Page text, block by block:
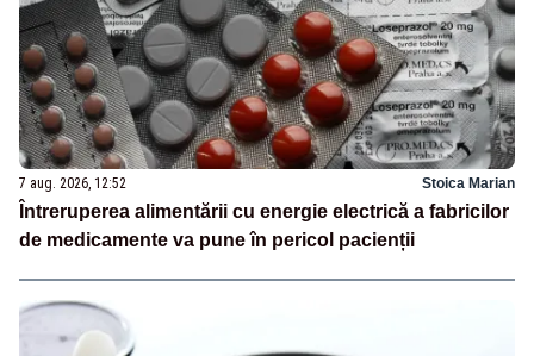
7 aug. 2026, 12:52 Stoica Marian
Întreruperea alimentării cu energie electrică a fabricilor
de medicamente va pune în pericol pacienții